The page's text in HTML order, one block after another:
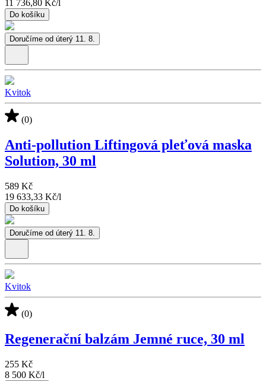
11 736,80 Kč/
Do košíku
Doručíme od úterý 11. 8.
Kvitok
(0)
Anti-pollution Liftingová pleťová maska
Solution, 30 ml
589 Kč
19 633,33 Kč/l
Do košíku
Doručíme od úterý 11. 8.
Kvitok
(0)
Regenerační balzám Jemné ruce, 30 ml
255 Kč
8 500 Kč/l